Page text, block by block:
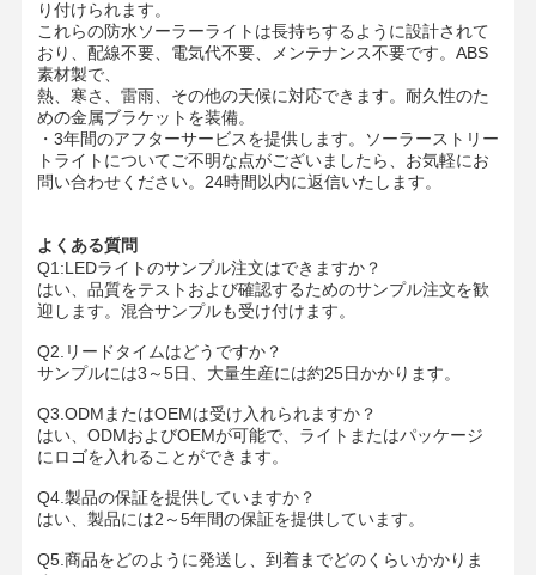
LED洪水光
LEDスタジアムライト
LED線形ストリップライト
LEDパネルライト
導かれた壁のパック ライト
コールドストレージLEDライト
LEDショップライト
防爆LEDライト
太陽導かれたライト
り付けられます。
これらの防水ソーラーライトは長持ちするように設計されて
おり、配線不要、電気代不要、メンテナンス不要です。ABS
素材製で、
熱、寒さ、雷雨、その他の天候に対応できます。耐久性のた
めの金属ブラケットを装備。
・ 3年間のアフターサービスを提供します。ソーラーストリー
トライトについてご不明な点がございましたら、お気軽にお
問い合わせください。24時間以内に返信いたします。
よくある質問
Q1:LEDライトのサンプル注文はできますか？
はい、品質をテストおよび確認するためのサンプル注文を歓
迎します。混合サンプルも受け付けます。
Q2.リードタイムはどうですか？
サンプルには3～5日、大量生産には約25日かかります。
Q3.ODMまたはOEMは受け入れられますか？
はい、ODMおよびOEMが可能で、ライトまたはパッケージ
にロゴを入れることができます。
Q4.製品の保証を提供していますか？
はい、製品には2～5年間の保証を提供しています。
Q5.商品をどのように発送し、到着までどのくらいかかりま